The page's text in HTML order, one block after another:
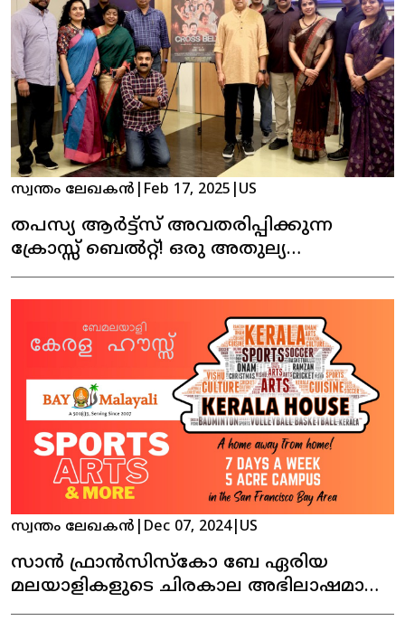
സ്വന്തം ലേഖകൻ Feb 17, 2025 US
തപസ്യ ആർട്ട്സ് അവതരിപ്പിക്കുന്ന
ക്രോസ്സ് ബെൽറ്റ്! ഒരു അതുല്യ
നാടകാനുഭവം!
സ്വന്തം ലേഖകൻ Dec 07, 2024| US
സാൻ ഫ്രാൻസിസ്കോ ബേ ഏരിയ
മലയാളികളുടെ ചിരകാല അഭിലാഷമായ
കേരള ഹൗസ്സ് പ്രവർത്തനമാരംഭിക്കുന്നു !